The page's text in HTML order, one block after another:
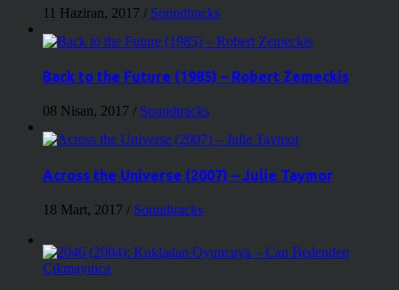
11 Haziran, 2017 / Soundtracks
Back to the Future (1985) – Robert Zemeckis
08 Nisan, 2017 / Soundtracks
Across the Universe (2007) – Julie Taymor
18 Mart, 2017 / Soundtracks